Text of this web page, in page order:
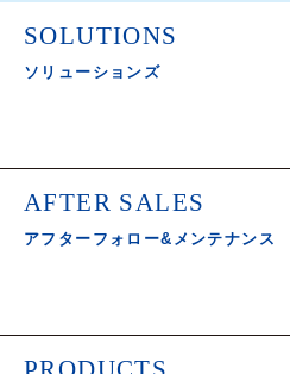
SOLUTIONS
ソリューションズ
AFTER SALES
アフターフォロー&メンテナンス